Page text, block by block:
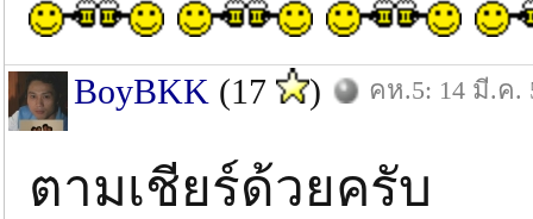
BoyBKK (17 ) คห.5: 14 มี.ค.
ตามเชียร์ด้วยครับ